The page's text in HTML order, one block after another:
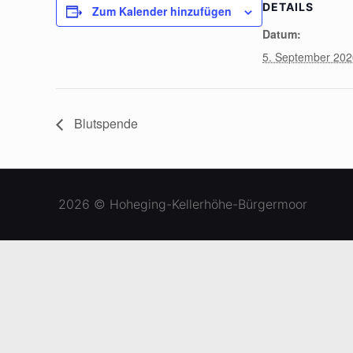
Zum Kalender hinzufügen DETAILS
Datum:
5. September
Blutspende
2026 © Hoheging-Kellerhöhe-Bürgermoor